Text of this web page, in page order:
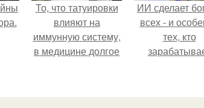
То, что татуировки
влияют на
иммунную систему,
в медицине долгое
лишь как гипотеза.
ИИ сделает
всех - и
тех, кто